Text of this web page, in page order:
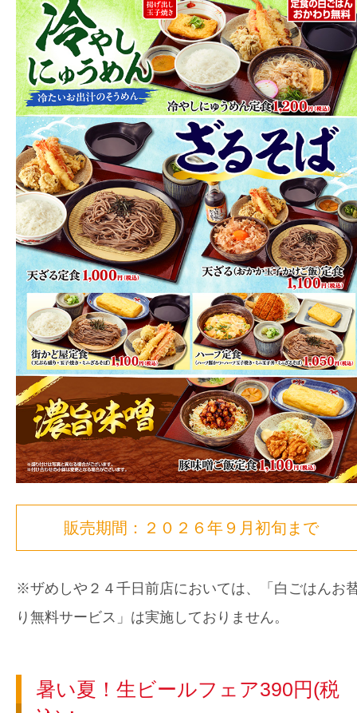
販売期間：２０２６年９月初旬まで
※ザめしや２４千日前店においては、「白ごはんお
り無料サービス」は実施しておりません。
暑い夏！生ビールフェア390円(税